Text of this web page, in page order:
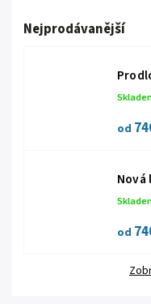
Nejprodávanější
od
Nová
od